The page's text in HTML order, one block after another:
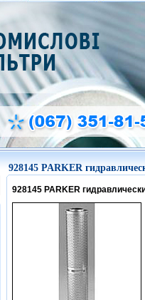
928145 PARKER
928145 PARKER